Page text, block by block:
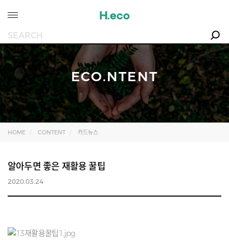
ECO.NTENT
HOME CONTENT 카드뉴스
알아두면 좋은 재활용 꿀팁
2020.03.24